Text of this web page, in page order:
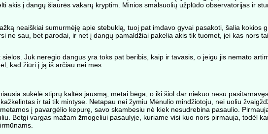
akis į dangų šiaurės vakarų kryptim. Minios smalsuolių užplūdo observatorijas ir
neaiškiai sumurmėję apie stebuklą, tuoj pat imdavo gyvai pasakoti, šalia kokios
ne sau, bet parodai, ir net į dangų pamaldžiai pakelia akis tik tuomet, jei kas nors
Juk neregio dangus yra toks pat beribis, kaip ir tavasis, o jeigu jis nemato
kad žiūri į ją iš arčiau nei mes.
sukėlė stiprų kaltės jausmą; metai bėga, o iki šiol dar niekuo nesu
ir tai tik mintyse. Netapau nei žymiu Mėnulio mindžiotoju, nei uoliu
į pavargėlio kepurę, savo skambesiu nė kiek nesudrebina pasaulio.
Betgi vargas mažam žmogeliui pasaulyje, kuriame visi kuo nors pirmauja, todėl